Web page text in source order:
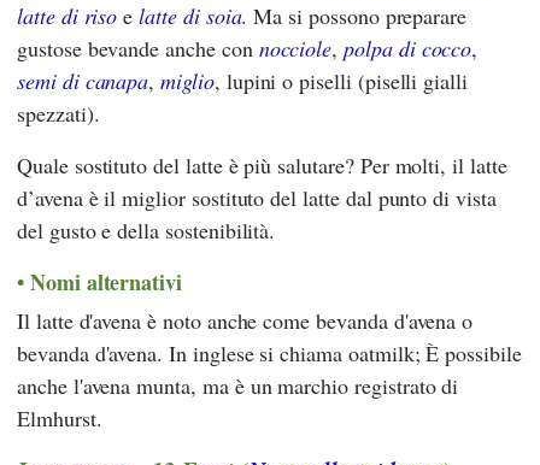
latte di riso elatte di soia. Ma si possono preparare
gustose bevande anche con nocciole,polpa di cocco,
semi di canapa,miglio, lupini o piselli (piselli gialli
spezzati).
Quale sostituto del latte è più salutare? Per molti, il latte
d’avena è il miglior sostituto del latte dal punto di vista
del gusto e della sostenibilità.
Nomi alternativi
Il latte d'avena è noto anche come bevanda d'avena o
bevanda d'avena. In inglese si chiama oatmilk; È possibile
anche l'avena munta, ma è un marchio registrato di
Elmhurst.